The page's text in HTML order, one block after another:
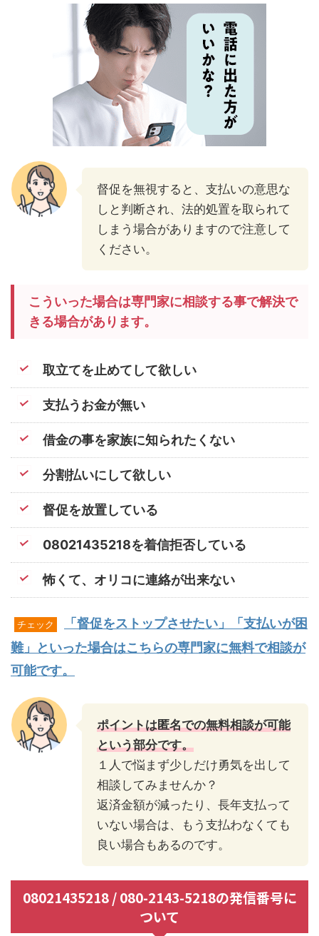
督促を無視すると、支払いの意思な
しと判断され、法的処置を取られて
しまう場合がありますので注意して
ください。
こういった場合は専門家に相談する事で解決で
きる場合があります。
取立てを止めてして欲しい
支払うお金が無い
借金の事を家族に知られたくない
分割払いにして欲しい
督促を放置している
08021435218を着信拒否している
怖くて、オリコに連絡が出来ない
チェック
「督促をストップさせたい」「支払いが困
難」といった場合はこちらの専門家に無料で相談が
可能です。
ポイントは匿名での無料相談が可能
という部分です。
１人で悩まず少しだけ勇気を出して
相談してみませんか？
返済金額が減ったり、長年支払って
いない場合は、もう支払わなくても
良い場合もあるのです。
08021435218 / 080-2143-5218の発信番号に
ついて